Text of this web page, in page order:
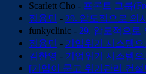
Scarlett Cho - 프론트 그룹
정용민
- 29. 압도적으로 의
funkyclinic - 29. 압도적으로
정용민
- 기업위기 시스템
김한영 - 기업위기 시스템
[기업이 묻고 위기관리 컨